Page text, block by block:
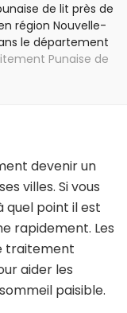
de lit près de
région Nouvelle-
le département
Punaise de
devenir un
villes. Si vous
quel point il est
rapidement. Les
traitement
aider les
paisible.